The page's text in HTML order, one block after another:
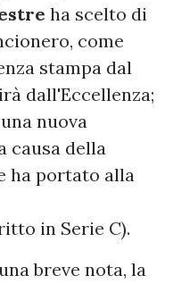
ha scelto di
come
stampa dal
dall'Eccellenza;
nuova
causa della
ha portato alla
in Serie C).
breve nota, la